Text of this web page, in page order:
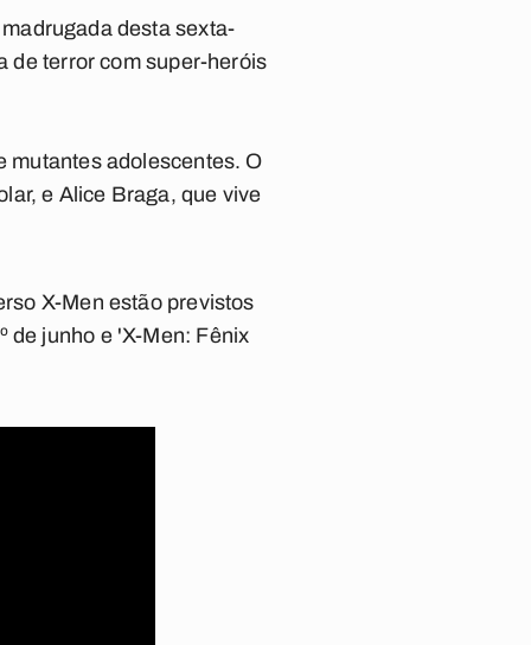
desta sexta-
de terror com super-heróis
mutantes adolescentes. O
e Alice Braga, que vive
X-Men estão previstos
de junho e 'X-Men: Fênix